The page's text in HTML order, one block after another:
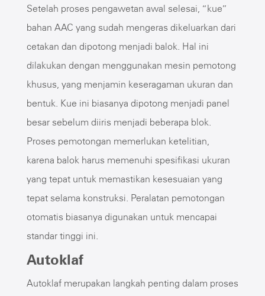
Setelah proses pengawetan awal selesai, “kue”
bahan AAC yang sudah mengeras dikeluarkan dari
cetakan dan dipotong menjadi balok. Hal ini
dilakukan dengan menggunakan mesin pemotong
khusus, yang menjamin keseragaman ukuran dan
bentuk. Kue ini biasanya dipotong menjadi panel
besar sebelum diiris menjadi beberapa blok.
Proses pemotongan memerlukan ketelitian,
karena balok harus memenuhi spesifikasi ukuran
yang tepat untuk memastikan kesesuaian yang
tepat selama konstruksi. Peralatan pemotongan
otomatis biasanya digunakan untuk mencapai
standar tinggi ini.
Autoklaf
Autoklaf merupakan langkah penting dalam proses